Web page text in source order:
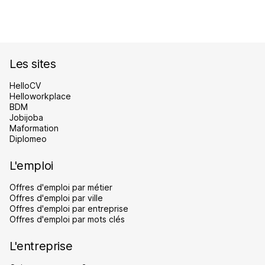
Les sites
HelloCV
Helloworkplace
BDM
Jobijoba
Maformation
Diplomeo
L'emploi
Offres d'emploi par métier
Offres d'emploi par ville
Offres d'emploi par entreprise
Offres d'emploi par mots clés
L'entreprise